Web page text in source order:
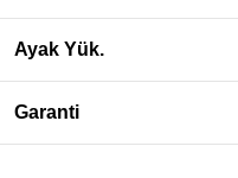
Ayak Yük.
Garanti